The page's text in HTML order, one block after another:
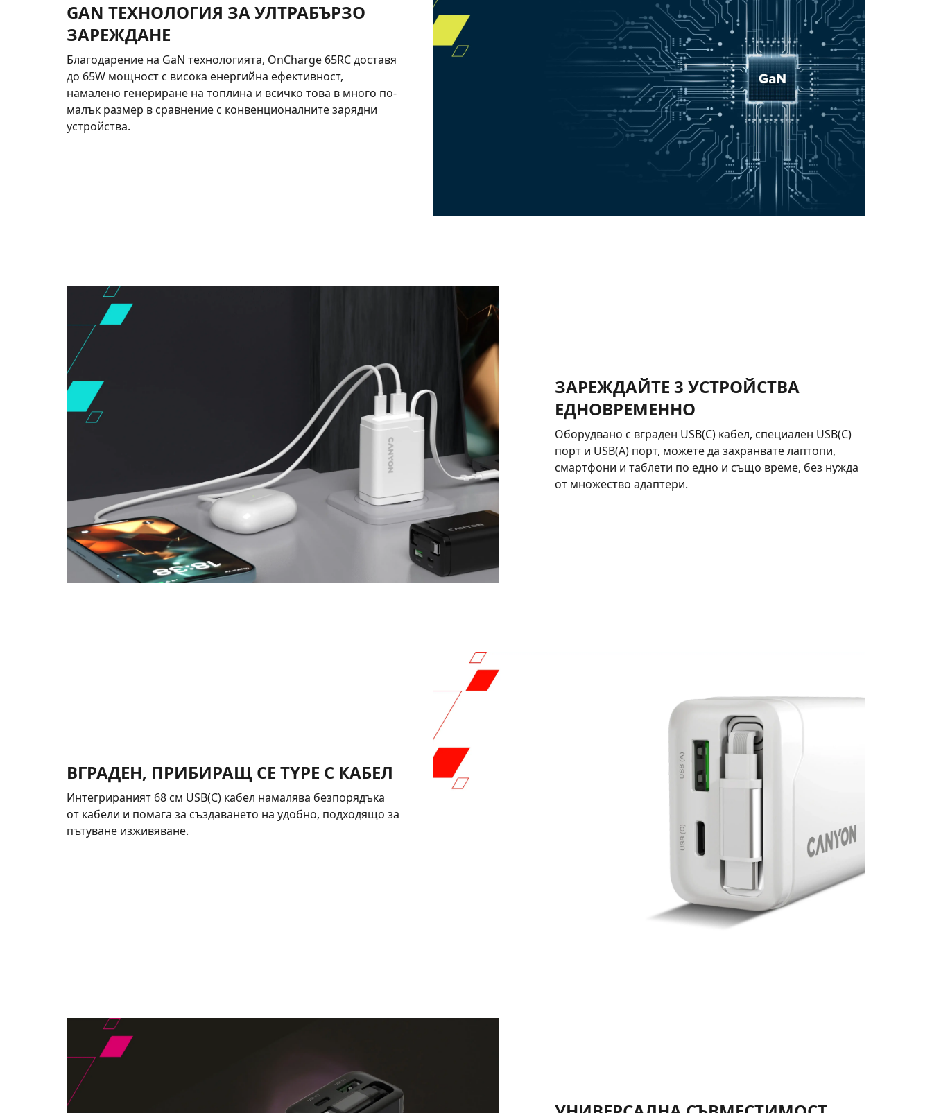
GAN ТЕХНОЛОГИЯ ЗА УЛТРАБЪРЗО
ЗАРЕЖДАНЕ
Благодарение на GaN технологията, OnCharge 65RC доставя
до 65W мощност с висока енергийна ефективност,
намалено генериране на топлина и всичко това в много по-
малък размер в сравнение с конвенционалните зарядни
устройства.
ЗАРЕЖДАЙТЕ 3 УСТРОЙСТВА
ЕДНОВРЕМЕННО
Оборудвано с вграден USB(C) кабел, специален USB(C)
порт и USB(A) порт, можете да захранвате лаптопи,
смартфони и таблети по едно и също време, без нужда
от множество адаптери.
ВГРАДЕН, ПРИБИРАЩ СЕ TYPE C КАБЕЛ
Интегрираният 68 см USB(C) кабел намалява безпорядъка
от кабели и помага за създаването на удобно, подходящо за
пътуване изживяване.